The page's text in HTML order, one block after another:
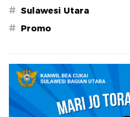
# Sulawesi Utara
# Promo